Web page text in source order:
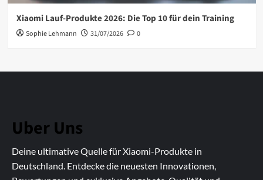
Xiaomi Lauf-Produkte 2026: Die Top 10 für dein Training
Sophie Lehmann 31/07/2026 0
Uber Uns
Deine ultimative Quelle für Xiaomi-Produkte in
Deutschland. Entdecke die neuesten Innovationen,